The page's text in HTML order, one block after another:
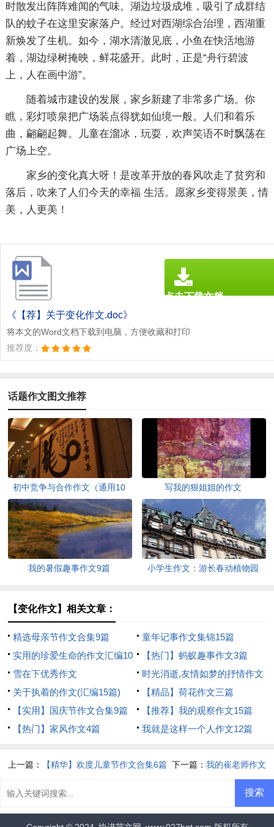
时散发出阵阵难闻的气味。湖边垃圾成堆，吸引了成群结
队的蚊子在这里安家落户。经过对西湖综合治理，西湖重
新焕发了生机。如今，湖水清澈见底，小鱼在快活地游
着，湖边绿树掩映，鲜花盛开。此时，正是“舟行碧波
上，人在画中游”。
随着城市建设的发展，家乡新建了非常多广场。你
瞧，彩灯喷泉把广场装点得犹如仙境一般。人们和着乐
曲，翩翩起舞。儿童在溜冰，玩耍，欢声笑语不时飘荡在
广场上空。
家乡的变化真大呀！是改革开放的春风吹走了贫穷和
落后，吹来了人们今天的幸福 生活。愿家乡变得景美，情
美，人更美！
《【荐】关于变化作文.doc》
将本文的Word文档下载到电脑，方便收藏和打印
推荐度：
点击下载文档
话题作文图文推荐
初中竞争与合作作文（通用10
篇）
写我的狠姐姐的作文
我的暑假趣事作文9篇 小学生作文：游长春动植物园
【变化作文】相关文章：
精选母亲节作文合集9篇
童年记事作文集锦15篇
实用的珍爱生命的作文汇编10
篇
【热门】蚂蚁趣事作文3篇
雪在下优秀作文
时光消逝,友情如梦的抒情作文
关于执着的作文(汇编15篇)
【精品】荷花作文三篇
【实用】国庆节作文合集9篇
【推荐】我的观察作文15篇
【热门】家风作文4篇
我就是这样一个人作文12篇
上一篇： 【精华】欢度儿童节作文合集6篇 下一篇： 我的崔老师作文